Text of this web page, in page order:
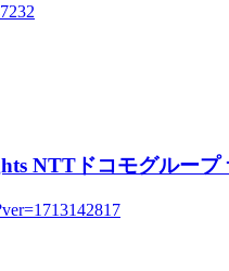
NTTドコモグループ